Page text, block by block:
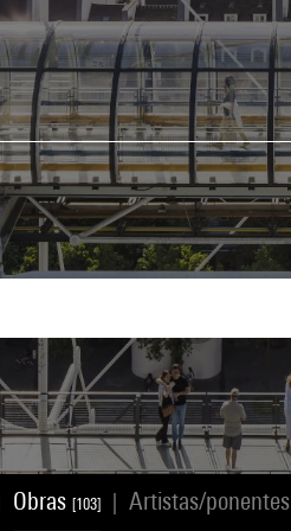
Obras [103] Artistas/ponentes